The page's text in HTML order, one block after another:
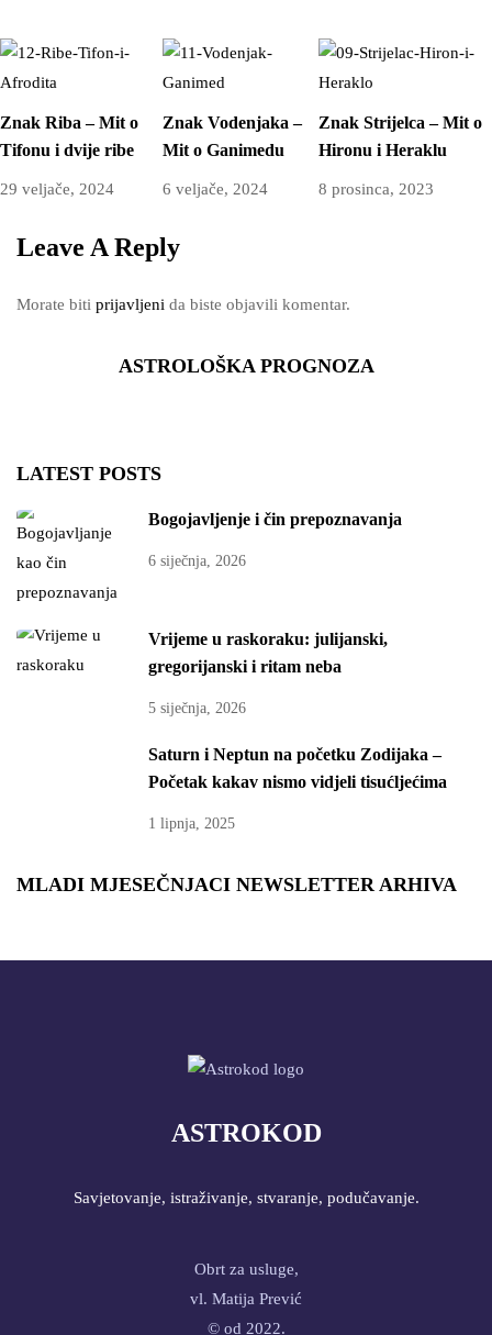
Znak Riba – Mit o
Tifonu i dvije ribe
29 veljače, 2024
Znak Vodenjaka –
Mit o Ganimedu
6 veljače, 2024
Znak Strijelca – Mit o
Hironu i Heraklu
8 prosinca, 2023
Leave A Reply
Morate biti prijavljeni da biste objavili komentar.
ASTROLOŠKA PROGNOZA
LATEST POSTS
Bogojavljenje i čin prepoznavanja
6 siječnja, 2026
Vrijeme u raskoraku: julijanski,
gregorijanski i ritam neba
5 siječnja, 2026
Saturn i Neptun na početku Zodijaka –
Početak kakav nismo vidjeli tisućljećima
1 lipnja, 2025
MLADI MJESEČNJACI NEWSLETTER ARHIVA
ASTROKOD
Savjetovanje, istraživanje, stvaranje, podučavanje.
Obrt za usluge,
vl. Matija Prević
© od 2022.